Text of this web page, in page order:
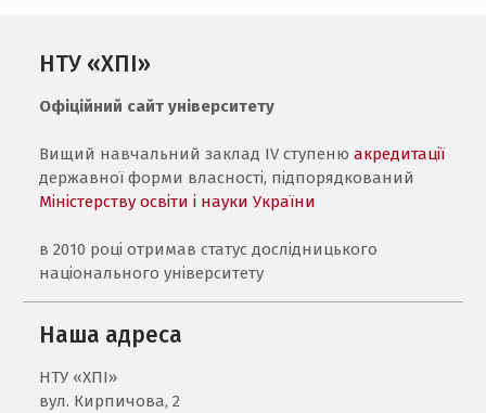
НТУ «ХПІ»
Офіційний сайт університету
Вищий навчальний заклад IV ступенюакредитації
державної форми власності, підпорядкований
Міністерству освіти і науки України
в 2010 році отримав статус дослідницького
національного університету
Наша адреса
НТУ «ХПI»
вул. Кирпичова, 2